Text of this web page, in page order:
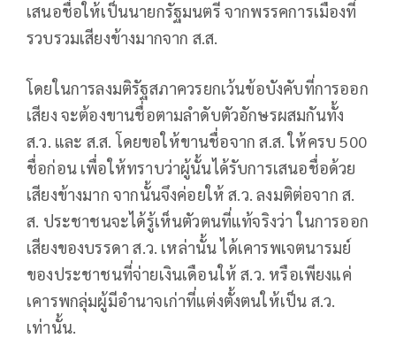
เสนอชื่อให้เป็นนายกรัฐมนตรี จากพรรคการเมืองที่
รวบรวมเสียงข้างมากจาก ส.ส.
โดยในการลงมติรัฐสภาควรยกเว้นข้อบังคับที่การออก
เสียง จะต้องขานชื่อตามลำดับตัวอักษรผสมกันทั้ง
ส.ว. และ ส.ส. โดยขอให้ขานชื่อจาก ส.ส. ให้ครบ 500
ชื่อก่อน เพื่อให้ทราบว่าผู้นั้นได้รับการเสนอชื่อด้วย
เสียงข้างมาก จากนั้นจึงค่อยให้ ส.ว. ลงมติต่อจาก ส.
ส. ประชาชนจะได้รู้เห็นตัวตนที่แท้จริงว่า ในการออก
เสียงของบรรดา ส.ว. เหล่านั้น ได้เคารพเจตนารมย์
ของประชาชนที่จ่ายเงินเดือนให้ ส.ว. หรือเพียงแค่
เคารพกลุ่มผู้มีอำนาจเก่าที่แต่งตั้งตนให้เป็น ส.ว.
เท่านั้น.